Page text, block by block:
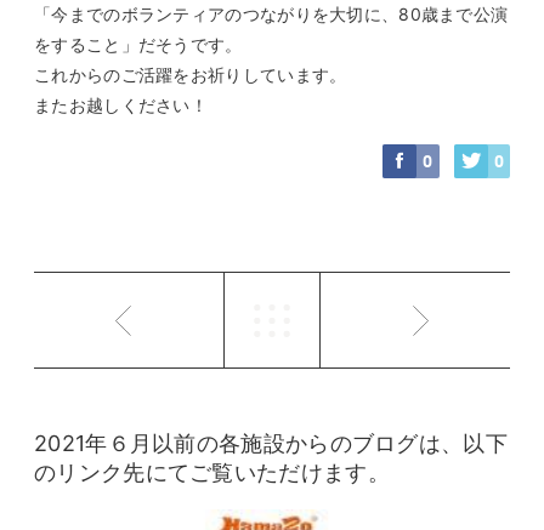
「今までのボランティアのつながりを大切に、80歳まで公演
をすること」だそうです。
これからのご活躍をお祈りしています。
またお越しください！
0 0
2021年６月以前の各施設からのブログは、以下
のリンク先にてご覧いただけます。